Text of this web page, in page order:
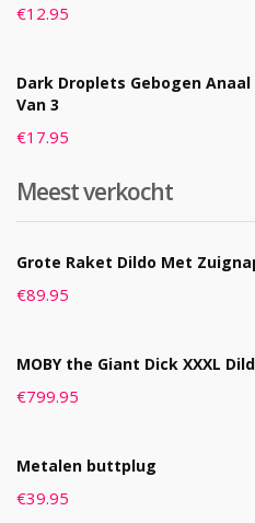
€12.95
Dark Droplets Gebogen
Van 3
€17.95
Meest verkocht
Grote Raket Dildo Met
€89.95
MOBY the Giant Dick XXXL
€799.95
Metalen buttplug
€39.95